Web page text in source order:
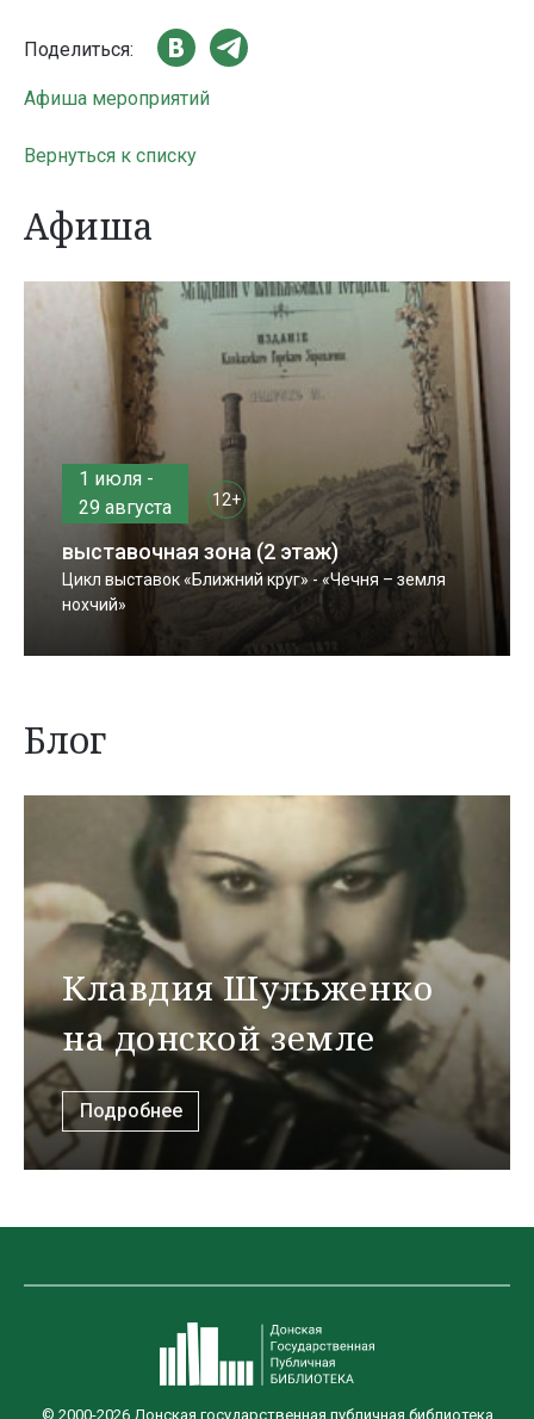
Поделиться:
Афиша мероприятий
Вернуться к списку
Афиша
1 июля -
29 августа
12+
выставочная зона (2 этаж)
Цикл выставок «Ближний круг» - «Чечня – земля
нохчий»
Блог
Клавдия Шульженко
на донской земле
Подробнее
© 2000-2026 Донская государственная публичная библиотека